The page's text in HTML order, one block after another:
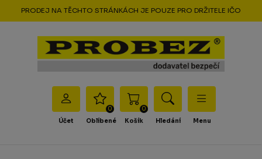
PRODEJ NA TĚCHTO STRÁNKÁCH JE POUZE PRO DRŽITELE IČO
Účet
0
Oblíbené
0
Košík
Hledání Menu